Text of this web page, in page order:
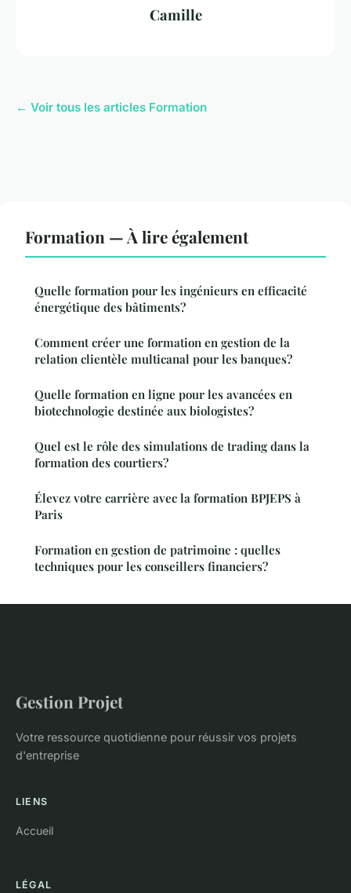
Camille
← Voir tous les articles Formation
Formation — À lire également
Quelle formation pour les ingénieurs en efficacité
énergétique des bâtiments?
Comment créer une formation en gestion de la
relation clientèle multicanal pour les banques?
Quelle formation en ligne pour les avancées en
biotechnologie destinée aux biologistes?
Quel est le rôle des simulations de trading dans la
formation des courtiers?
Élevez votre carrière avec la formation BPJEPS à
Paris
Formation en gestion de patrimoine : quelles
techniques pour les conseillers financiers?
Gestion Projet
Votre ressource quotidienne pour réussir vos projets
d'entreprise
LIENS
Accueil
LÉGAL